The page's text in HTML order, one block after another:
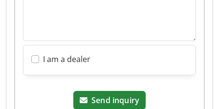
I am a dealer
Send inquiry